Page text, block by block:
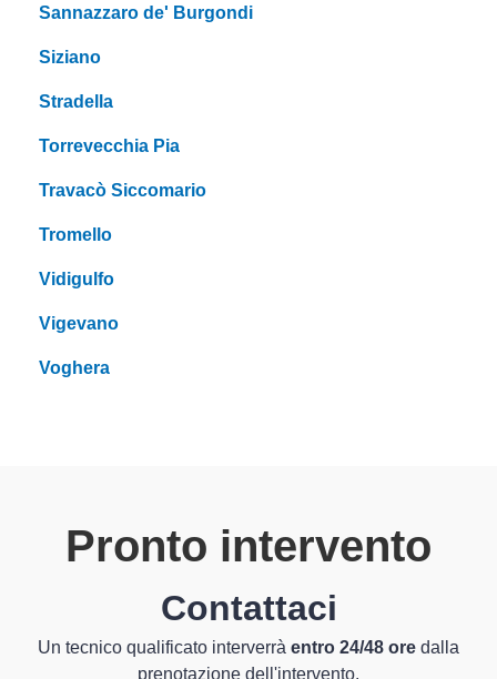
Sannazzaro de' Burgondi
Siziano
Stradella
Torrevecchia Pia
Travacò Siccomario
Tromello
Vidigulfo
Vigevano
Voghera
Pronto intervento
Contattaci
Un tecnico qualificato interverrà entro 24/48 ore dalla
prenotazione dell'intervento.